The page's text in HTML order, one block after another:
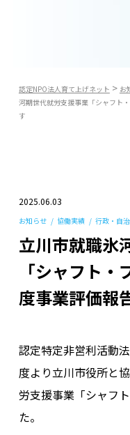
認定NPO法人育て上げネット > お
河期世代就労支援事業「シャフト
す
2025.06.03
お知らせ 協働実績 行政・自
立川市就職氷
「シャフト
度事業評価報
認定特定非営利活動
度より立川市役所と
労支援事業「シャフ
た。